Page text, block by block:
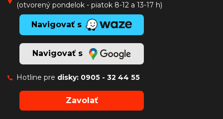
(otvorený pondelok - piatok 8-12 a 13-17 h)
Navigovať s
Navigovať s
Hotline pre disky: 0905 - 32 44 55
Zavolať